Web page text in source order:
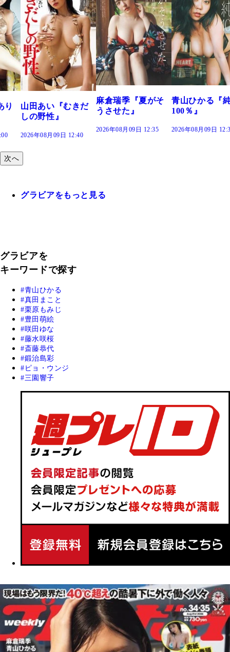
だ
麻倉瑞季『夏がそ
うさせた』
青山ひかる『純度
100％』
2026年08月09日 12:30
溝端 葵『もう
つの、あおい
で。』
2026年08月09日
次へ
グラビアをもっと見る
グラビアを
キーワードで探す
青山ひかる
真田まこと
栗原もみじ
豊田萌絵
咲田ゆな
藤水咲桜
斎藤恭代
鍛治島彩
ピョ・ウンジ
三園響子